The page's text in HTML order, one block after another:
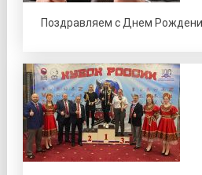
Поздравляем с Днем